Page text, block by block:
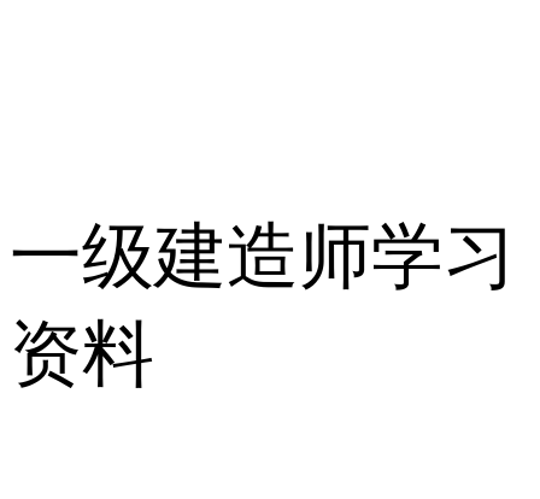
一级建造师学习
资料